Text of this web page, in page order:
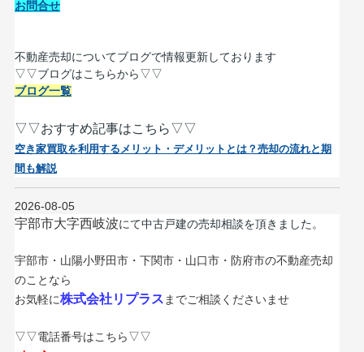
お問合せ
不動産売却についてブログで情報更新しております
▽▽ブログはこちらから▽▽
ブログ一覧
▽▽おすすめ記事はこちら▽▽
空き家買取を利用するメリット・デメリットとは？売却の流れと期
間も解説
2026-08-05
宇部市大字西岐波にて中古戸建の売却相談を頂きました 。
宇部市・山陽小野田市・下関市・山口市・防府市の不動産売却
のことなら
お気軽に株式会社リプラス までご相談くださいませ
▽▽電話番号はこちら▽▽